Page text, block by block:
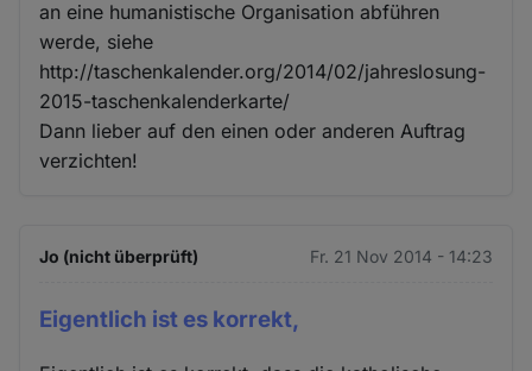
an eine humanistische Organisation abführen
werde, siehe
http://taschenkalender.org/2014/02/jahreslosung-
2015-taschenkalenderkarte/
Dann lieber auf den einen oder anderen Auftrag
verzichten!
Jo (nicht überprüft) Fr. 21 Nov 2014 - 14:23
Eigentlich ist es korrekt,